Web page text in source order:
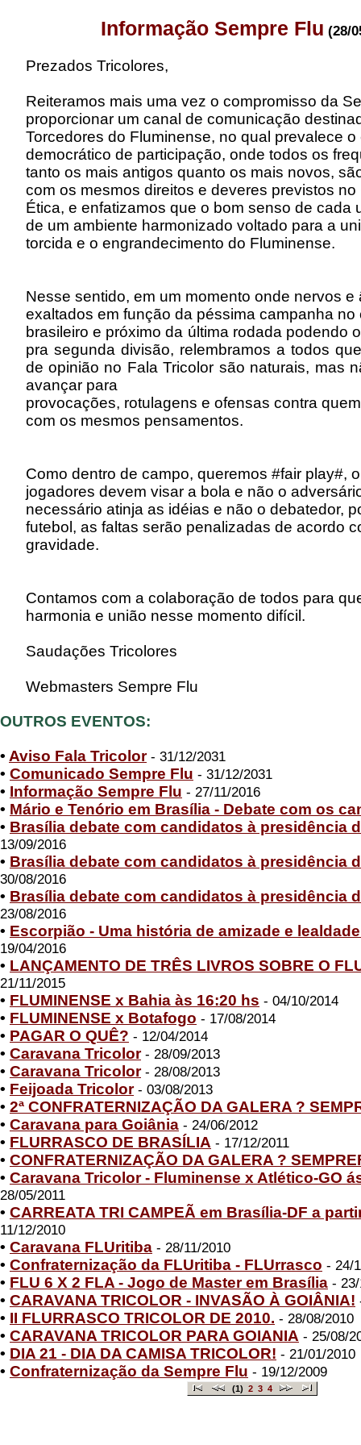
Informação Sempre Flu (28/
Prezados Tricolores,
Reiteramos mais uma vez o compromisso da
proporcionar um canal de comunicação
Torcedores do Fluminense, no qual prevalece o
democrático de participação, onde todos os
tanto os mais antigos quanto os mais novos,
com os mesmos direitos e deveres previstos no
Ética, e enfatizamos que o bom senso de cada
de um ambiente harmonizado voltado para a
torcida e o engrandecimento do Fluminense.
Nesse sentido, em um momento onde nervos e
exaltados em função da péssima campanha no
brasileiro e próximo da última rodada podendo
pra segunda divisão, relembramos a todos
de opinião no Fala Tricolor são naturais, mas
avançar para
provocações, rotulagens e ofensas contra
com os mesmos pensamentos.
Como dentro de campo, queremos #fair play#,
jogadores devem visar a bola e não o
necessário atinja as idéias e não o debatedor,
futebol, as faltas serão penalizadas de acordo
gravidade.
Contamos com a colaboração de todos para
harmonia e união nesse momento difícil.
Saudações Tricolores
Webmasters Sempre Flu
OUTROS EVENTOS:
• Aviso Fala Tricolor- 31/12/2031
• Comunicado Sempre Flu - 31/12/2031
• Informação Sempre Flu - 27/11/2016
• Mário e Tenório em Brasília - Debate com os
• Brasília debate com candidatos à presidência
13/09/2016
• Brasília debate com candidatos à presidência
30/08/2016
• Brasília debate com candidatos à presidência
23/08/2016
• Escorpião - Uma história de amizade e
19/04/2016
• LANÇAMENTO DE TRÊS LIVROS SOBRE O
21/11/2015
• FLUMINENSE x Bahia às 16:20 hs - 04/10/2014
• FLUMINENSE x Botafogo - 17/08/2014
• PAGAR O QUÊ? - 12/04/2014
• Caravana Tricolor- 28/09/2013
• Caravana Tricolor- 28/08/2013
• Feijoada Tricolor- 03/08/2013
• 2ª CONFRATERNIZAÇÃO DA GALERA ?
• Caravana para Goiânia - 24/06/2012
• FLURRASCO DE BRASÍLIA - 17/12/2011
• CONFRATERNIZAÇÃO DA GALERA ?
• Caravana Tricolor - Fluminense x Atlético-GO
28/05/2011
• CARREATA TRI CAMPEÃ em Brasília-DF a
11/12/2010
• Caravana FLUritiba - 28/11/2010
• Confraternização da FLUritiba - FLUrrasco - 24/
• FLU 6 X 2 FLA - Jogo de Master em Brasília -
• CARAVANA TRICOLOR - INVASÃO À GOIÂNIA!
• II FLURRASCO TRICOLOR DE 2010. - 28/08/2010
• CARAVANA TRICOLOR PARA GOIANIA - 25/08/
• DIA 21 - DIA DA CAMISA TRICOLOR! - 21/01/2010
• Confraternização da Sempre Flu - 19/12/2009
(1) 2 3 4